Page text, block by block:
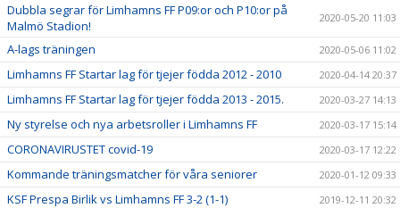
Dubbla segrar för Limhamns FF P09:or och P10:or på
Malmö Stadion!
2020-05-20 11:03
A-lags träningen 2020-05-06 11:02
Limhamns FF Startar lag för tjejer födda 2012 - 2010 2020-04-14 20:37
Limhamns FF Startar lag för tjejer födda 2013 - 2015. 2020-03-27 14:13
Ny styrelse och nya arbetsroller i Limhamns FF 2020-03-17 15:14
CORONAVIRUSTET covid-19 2020-03-17 12:22
Kommande träningsmatcher för våra seniorer 2020-01-12 09:33
KSF Prespa Birlik vs Limhamns FF 3-2 (1-1) 2019-12-11 20:32